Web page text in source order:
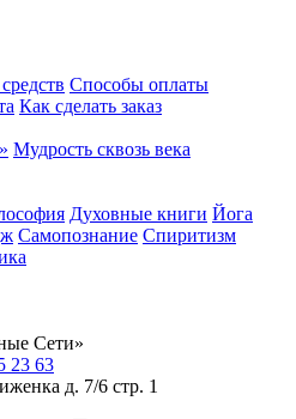
Способы оплаты
Как сделать заказ
Мудрость сквозь века
Духовные книги Йога
Самопознание Спиритизм
Сети»
23 63
д. 7/6 стр. 1